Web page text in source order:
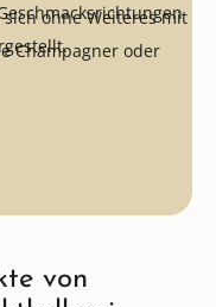
ohne Weiteres mit
Champagner oder
von